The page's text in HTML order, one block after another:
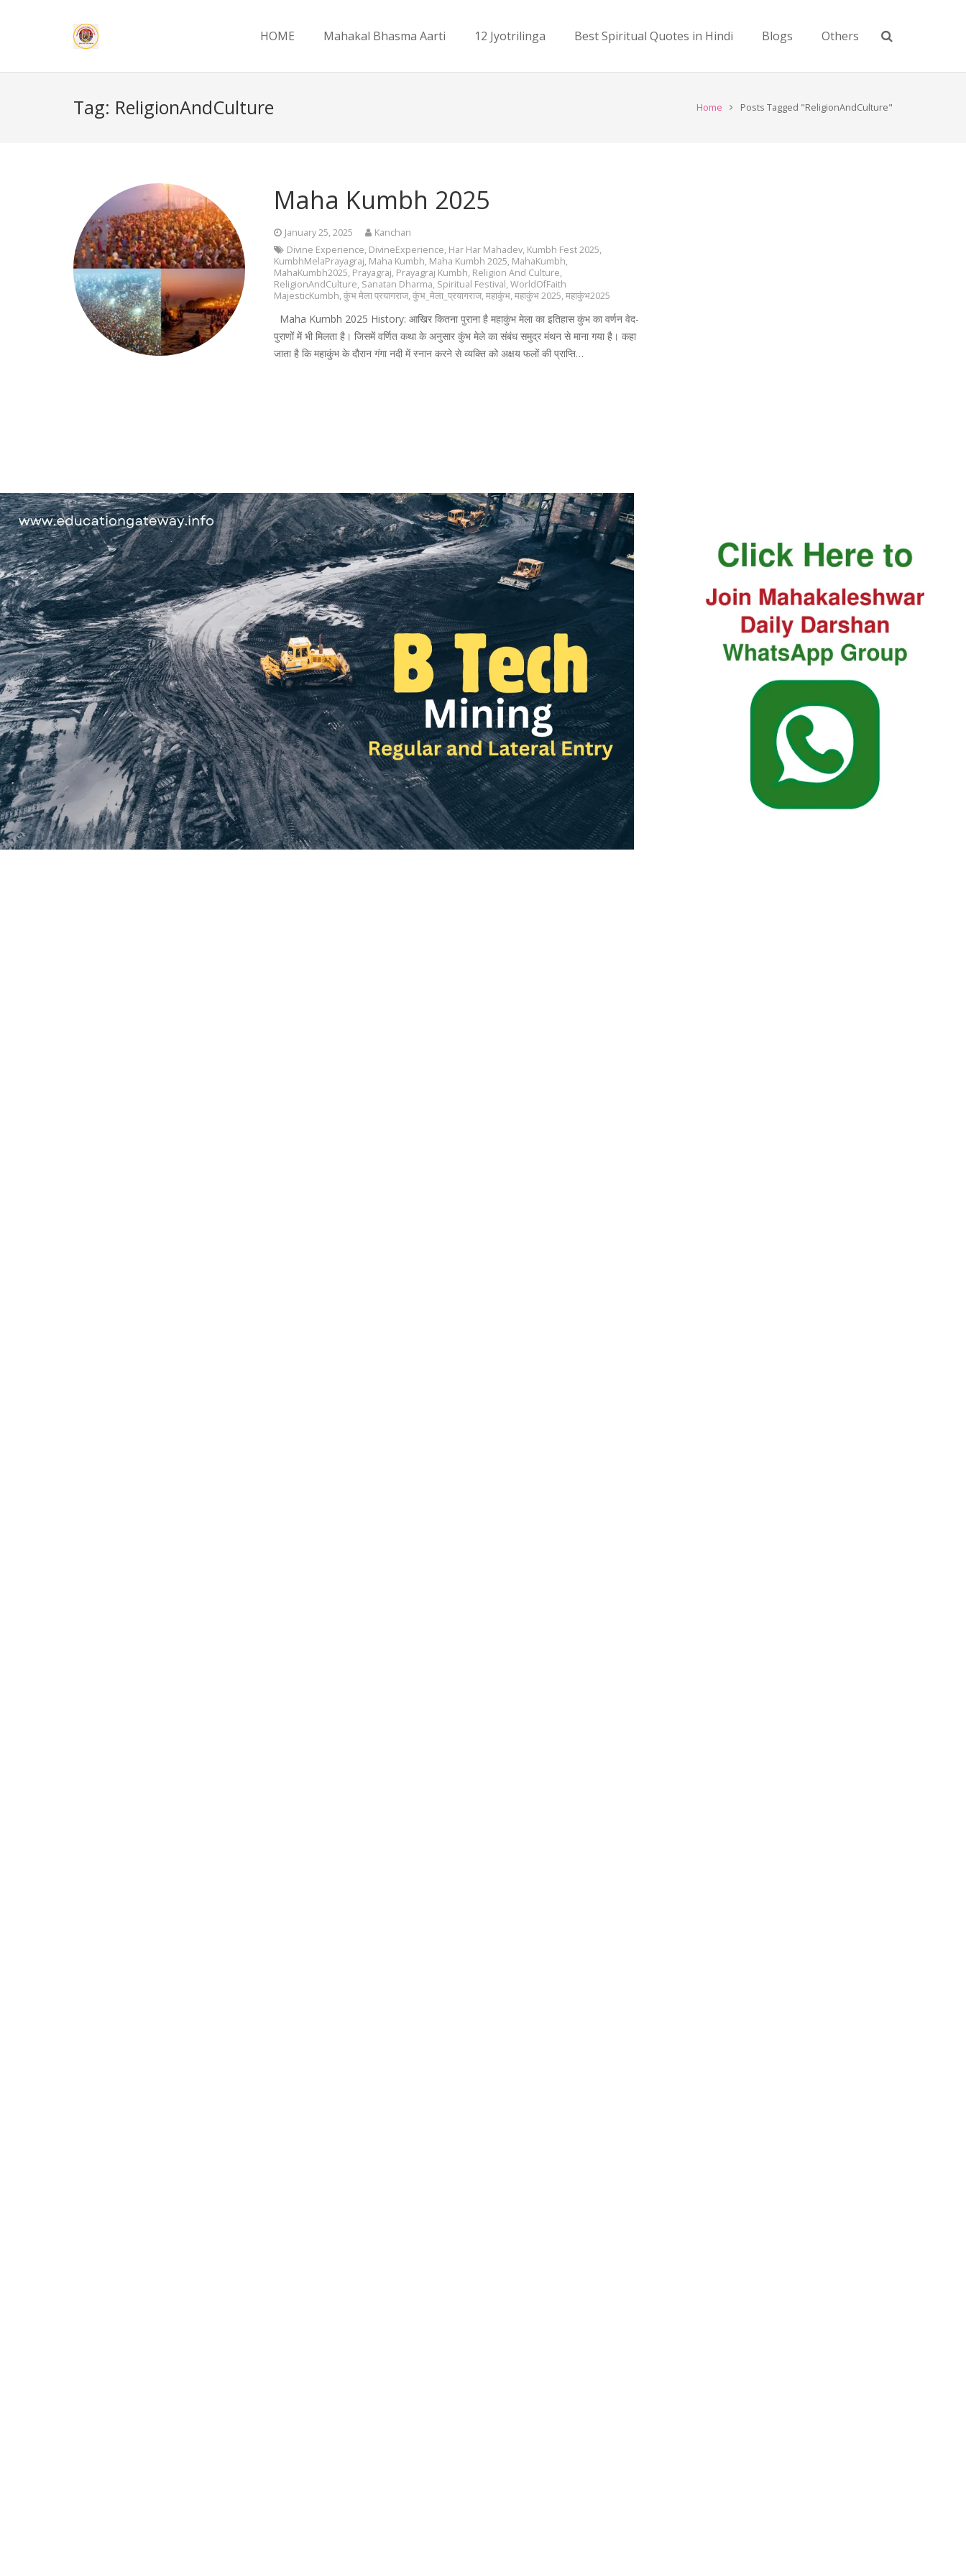
HOME Mahakal Bhasma Aarti 12 Jyotrilinga Best Spiritual Quotes in Hindi Blogs Others
Tag: ReligionAndCulture Home Posts Tagged "ReligionAndCulture"
Maha Kumbh 2025
January 25, 2025
Kanchan
Divine Experience, DivineExperience, Har Har Mahadev, Kumbh Fest 2025,
KumbhMelaPrayagraj, Maha Kumbh, Maha Kumbh 2025, MahaKumbh,
MahaKumbh2025, Prayagraj, Prayagraj Kumbh, Religion And Culture,
ReligionAndCulture, Sanatan Dharma, Spiritual Festival,WorldOfFaith
MajesticKumbh,कुंभ मेला प्रयागराज,कुंभ_मेला_प्रयागराज,महाकुंभ,महाकुंभ 2025,महाकुंभ2025
Maha Kumbh 2025 History: आखिर कितना पुराना है महाकुंभ मेला का इतिहास कुंभ का वर्णन वेद-
पुराणों में भी मिलता है। जिसमें वर्णित कथा के अनुसार कुंभ मेले का संबंध समुद्र मंथन से माना गया है। कहा
जाता है कि महाकुंभ के दौरान गंगा नदी में स्नान करने से व्यक्ति को अक्षय फलों की प्राप्ति…